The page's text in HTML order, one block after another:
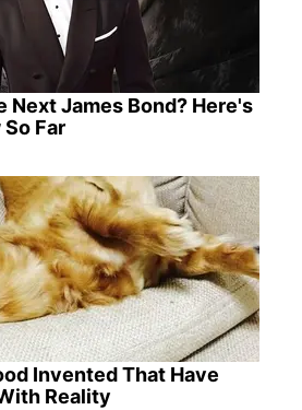
Next James Bond? Here's
Far
Invented That Have
Reality